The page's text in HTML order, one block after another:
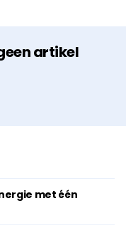
artikel
met één